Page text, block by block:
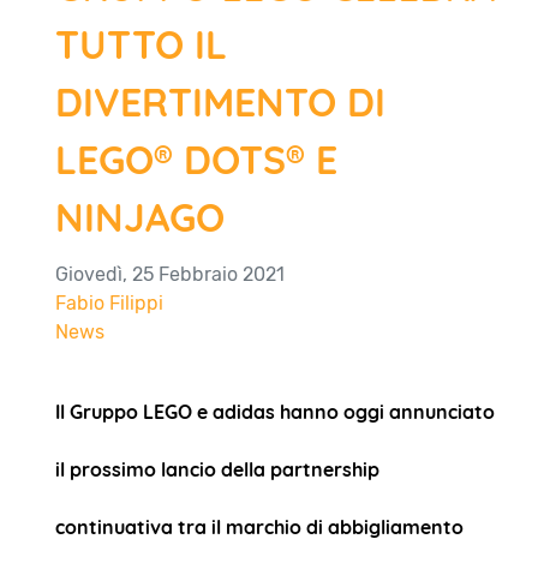
TUTTO IL
DIVERTIMENTO DI
LEGO® DOTS® E
NINJAGO
Giovedì, 25 Febbraio 2021
Fabio Filippi
News
Il Gruppo LEGO e adidas hanno oggi annunciato
il prossimo lancio della partnership
continuativa tra il marchio di abbigliamento